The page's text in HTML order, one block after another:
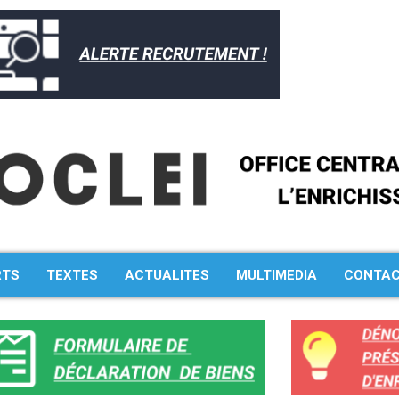
TEXTES ACTUALITES MULTIMEDIA